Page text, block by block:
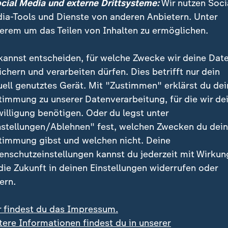
Partei jetzt?
Vorgänger, Kemal Kilicdaroglu (77), vorläufig
Das löste Proteste in der Hauptstadt Ankara
über zehn Jahre an der Spitze der säkularen CHP.
gegenRecep Tayyip Erdogan
Im Anschluss verlor er auch den Parteivorsitz an
die CHP auf das Gerichtsurteil?
weist die Bestechungsvorwürfe strikt zurück und
Media und externe Drittsysteme:Wir nutzen
Tools und Dienste von anderen Anbietern. Unter
um das Teilen von Inhalten zu ermöglichen.
entscheiden, für welche Zwecke wir deine
und verarbeiten dürfen. Dies betrifft nur dein
genutztes Gerät. Mit "Zustimmen" erklärst du
zu unserer Datenverarbeitung, für die wir
benötigen. Oder du legst unter
Ablehnen" fest, welchen Zwecken du
gibst und welchen nicht. Deine
kannst du jederzeit mit
Zukunft in deinen Einstellungen widerrufen oder
findest du das Impressum.
Informationen findest du in unserer